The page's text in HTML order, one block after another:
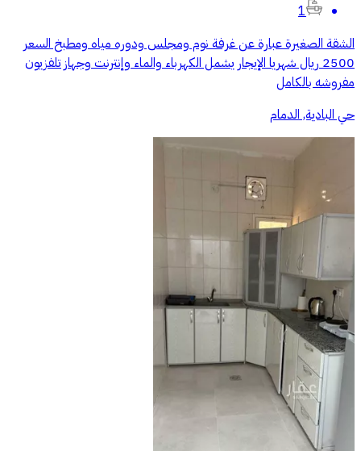
1
‏الشقة الصغيرة عبارة عن غرفة نوم ومجلس ودوره مياه ومطبخ السعر
2500 ريال شهريا ‏الإيجار يشمل الكهرباء والماء وإنترنت وجهاز تلفزيون
مفروشه بالكامل
حي البادية, الدمام